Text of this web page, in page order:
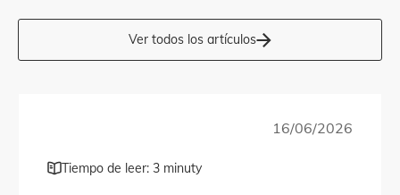
Ver todos los artículos
16/06/2026
Tiempo de leer: 3 minuty